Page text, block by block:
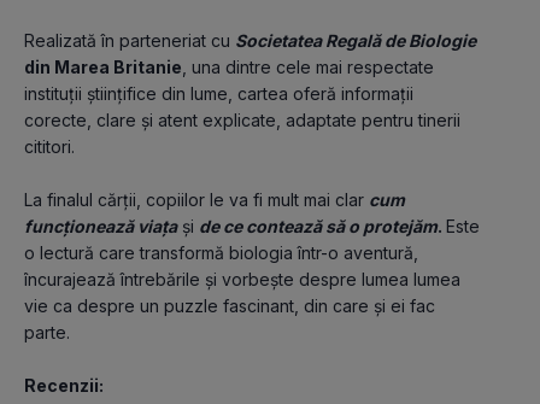
Realizată în parteneriat cu
Societatea Regală de Biologie
din Marea Britanie , una dintre cele mai respectate
instituții științifice din lume, cartea oferă informații
corecte, clare și atent explicate, adaptate pentru tinerii
cititori.
La finalul cărții, copiilor le va fi mult mai clar cum
funcționează viața și de ce contează să o protejăm. Este
o lectură care transformă biologia într-o aventură,
încurajează întrebările și vorbește despre lumea lumea
vie ca despre un puzzle fascinant, din care și ei fac
parte.
Recenzii: